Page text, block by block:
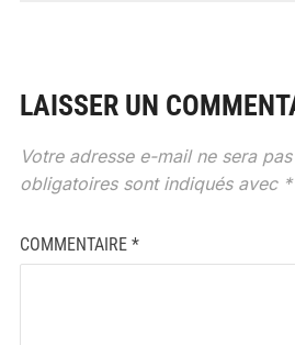
LAISSER UN
Votre adresse e-mail ne sera
obligatoires sont indiqués avec *
COMMENTAIRE *